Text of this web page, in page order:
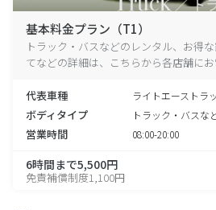
基本料金プラン（T1）
トラック・バスなどのレンタル、お得
てなどの詳細は、こちらから各店舗にお
代表車種 ライトエーストラ
ボディタイプ トラック・バスな
営業時間 08:00-20:00
6時間まで5,500円
免責補償制度1,100円